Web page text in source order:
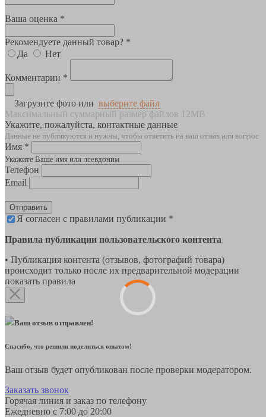
Ваша оценка *
Рекомендуете данный товар? *
Да
Нет
Комментарии *
Загрузите фото или выберите файл
Максимальный суммарный размер файлов 12MB
Укажите, пожалуйста, контактные данные
Данные не публикуются и нужны, чтобы ответить на ваш отзыв или вопрос
Имя *
Укажите Ваше имя или псевдоним
Телефон
Email
Отправить
Я согласен с правилами публикации *
Правила публикации пользовательского контента
• Публикация контента (отзывов, фотографий товара)
происходит только после их предварительной модерации
показать правила
Ваш отзыв отправлен!
Спасибо, что решили поделиться опытом!
Ваш отзыв будет опубликован после проверки модератором.
Заказать звонок
Горячая линия и заказ по телефону
Ежедневно с 7:00 до 20:00